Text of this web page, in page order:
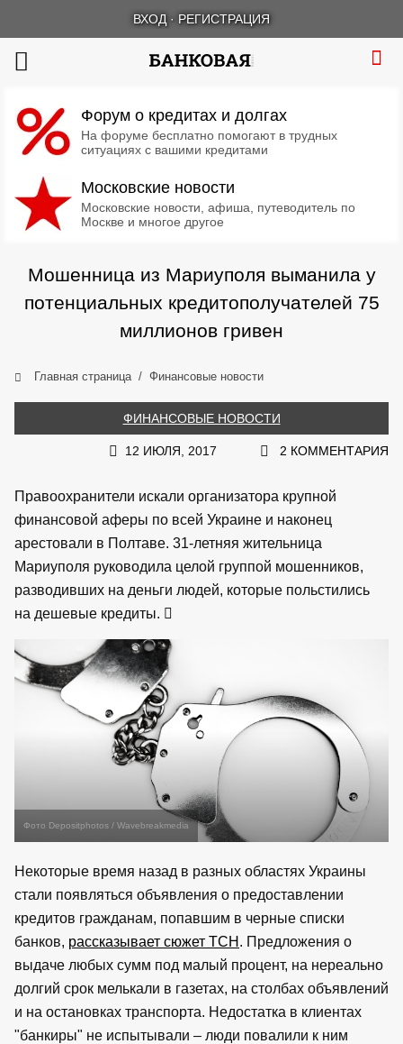
ВХОД · РЕГИСТРАЦИЯ
Форум о кредитах и долгах
На форуме бесплатно помогают в трудных
ситуациях с вашими кредитами
Московские новости
Московские новости, афиша, путеводитель по
Москве и многое другое
Мошенница из Мариуполя выманила у
потенциальных кредитополучателей 75
миллионов гривен
Главная страница Финансовые новости
ФИНАНСОВЫЕ НОВОСТИ
12 ИЮЛЯ, 2017 2 КОММЕНТАРИЯ
Правоохранители искали организатора крупной
финансовой аферы по всей Украине и наконец
арестовали в Полтаве. 31-летняя жительница
Мариуполя руководила целой группой мошенников,
разводивших на деньги людей, которые польстились
на дешевые кредиты.
Фото Depositphotos / Wavebreakmedia
Некоторые время назад в разных областях Украины
стали появляться объявления о предоставлении
кредитов гражданам, попавшим в черные списки
банков, рассказывает сюжет ТСН . Предложения о
выдаче любых сумм под малый процент, на нереально
долгий срок мелькали в газетах, на столбах объявлений
и на остановках транспорта. Недостатка в клиентах
"банкиры" не испытывали – люди повалили к ним